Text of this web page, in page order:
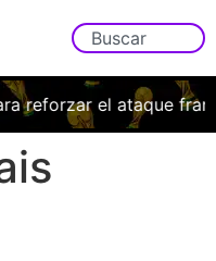
reforzar el ataque